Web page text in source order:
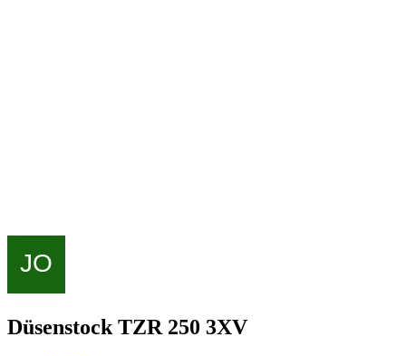
Düsenstock TZR 250 3XV